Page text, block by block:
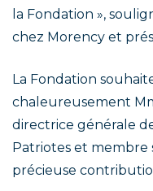
la Fondation »,
chez Morency et
La Fondation
chaleureusement
directrice générale
Patriotes et membre
précieuse